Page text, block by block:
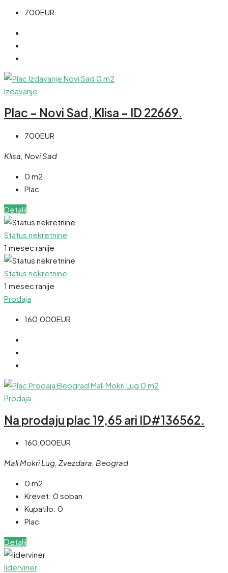
700EUR
Izdavanje
Plac – Novi Sad, Klisa – ID 22669.
700EUR
Klisa, Novi Sad
0 m2
Plac
Detalji
Status nekretnine
1 mesec ranije
Status nekretnine
1 mesec ranije
Prodaja
160,000EUR
Prodaja
Na prodaju plac 19,65 ari ID#136562.
160,000EUR
Mali Mokri Lug, Zvezdara, Beograd
0 m2
Krevet: 0 soban
Kupatilo: 0
Plac
Detalji
liderviner